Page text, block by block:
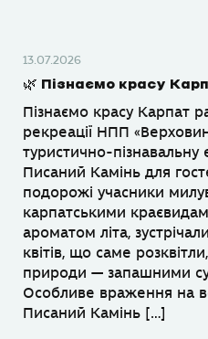
13.07.2026
🌿 Пізнаємо красу
Пізнаємо красу Карпат
рекреації НПП
туристично-пізнавальну
Писаний Камінь для
подорожі учасники
карпатськими
ароматом літа,
квітів, що саме
природи — запашними
Особливе враження на
Писаний Камінь […]